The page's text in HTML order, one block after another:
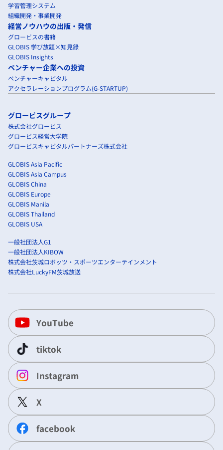
学習管理システム
組織開発・事業開発
経営ノウハウの出版・発信
グロービスの書籍
GLOBIS 学び放題×知見録
GLOBIS Insights
ベンチャー企業への投資
ベンチャーキャピタル
アクセラレーションプログラム(G-STARTUP)
グロービスグループ
株式会社グロービス
グロービス経営大学院
グロービスキャピタルパートナーズ株式会社
GLOBIS Asia Pacific
GLOBIS Asia Campus
GLOBIS China
GLOBIS Europe
GLOBIS Manila
GLOBIS Thailand
GLOBIS USA
一般社団法人G1
一般社団法人KIBOW
株式会社茨城ロボッツ・スポーツエンターテインメント
株式会社LuckyFM茨城放送
YouTube
tiktok
Instagram
X
facebook